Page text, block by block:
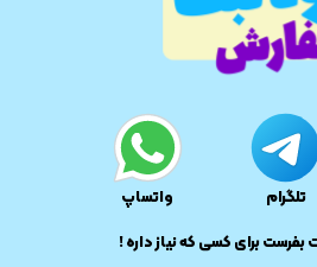
تلگرام
واتساپ
بفرست برای کسی که نیاز داره !